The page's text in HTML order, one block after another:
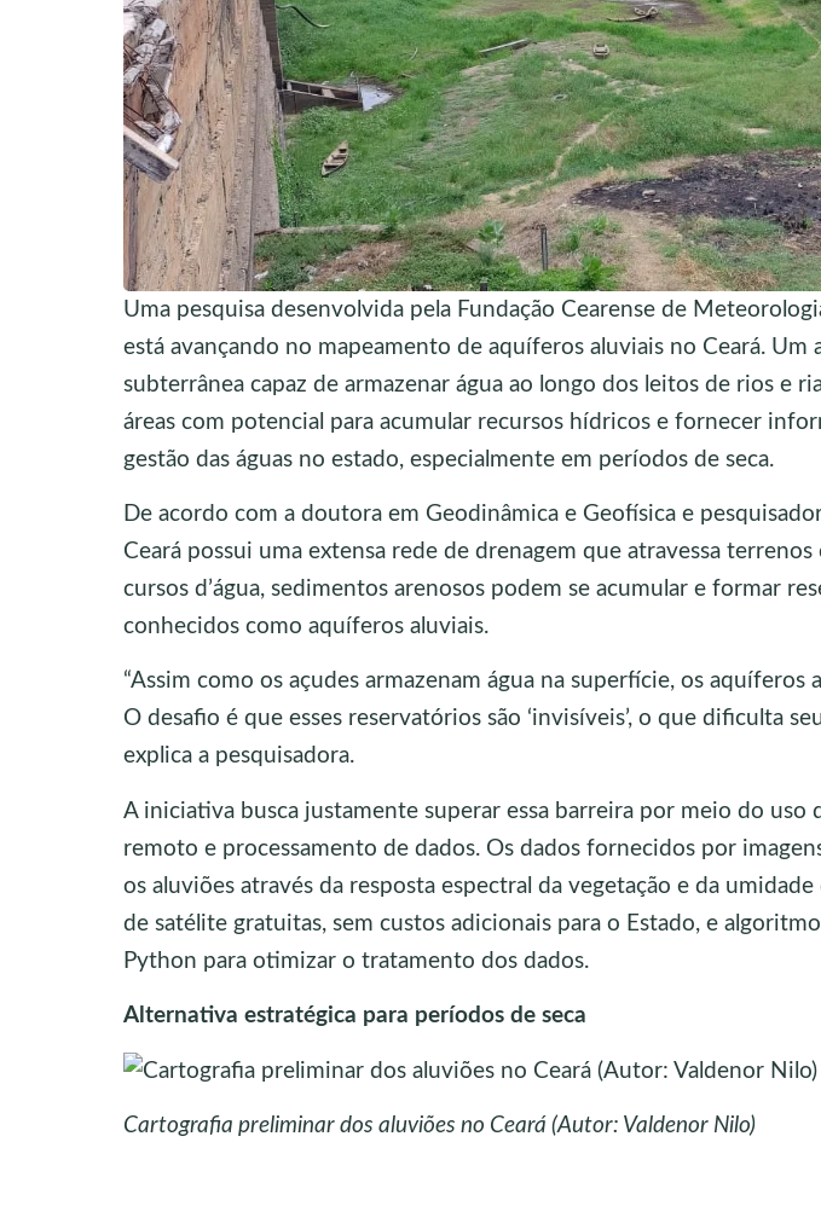
Uma pesquisa desenvolvida pela Fundação Cearense de
está avançando no mapeamento de aquíferos aluviais no Ceará. Um
subterrânea capaz de armazenar água ao longo dos leitos de rios e
áreas com potencial para acumular recursos hídricos e fornecer
gestão das águas no estado, especialmente em períodos de seca.
De acordo com a doutora em Geodinâmica e Geofísica e
Ceará possui uma extensa rede de drenagem que atravessa
cursos d’água, sedimentos arenosos podem se acumular e formar
conhecidos como aquíferos aluviais.
“Assim como os açudes armazenam água na superfície, os aquíferos
O desafio é que esses reservatórios são ‘invisíveis’, o que dificulta
explica a pesquisadora.
A iniciativa busca justamente superar essa barreira por meio do uso
remoto e processamento de dados. Os dados fornecidos por
os aluviões através da resposta espectral da vegetação e da
de satélite gratuitas, sem custos adicionais para o Estado, e
Python para otimizar o tratamento dos dados.
Alternativa estratégica para períodos de seca
Cartografia preliminar dos aluviões no Ceará (Autor: Valdenor Nilo)